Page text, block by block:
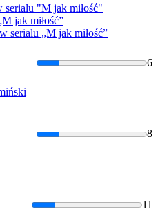
serialu "M jak miłość"
jak miłość”
serialu „M jak miłość”
6
8
11